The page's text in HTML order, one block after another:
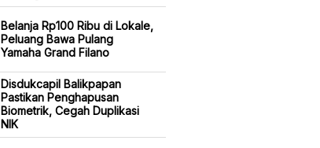
Belanja Rp100 Ribu di Lokale,
Peluang Bawa Pulang
Yamaha Grand Filano
Disdukcapil Balikpapan
Pastikan Penghapusan
Biometrik, Cegah Duplikasi
NIK